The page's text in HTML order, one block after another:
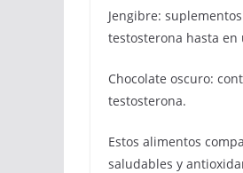
Jengibre:
testosterona hasta en
Chocolate oscuro:
testosterona.
Estos alimentos
saludables y